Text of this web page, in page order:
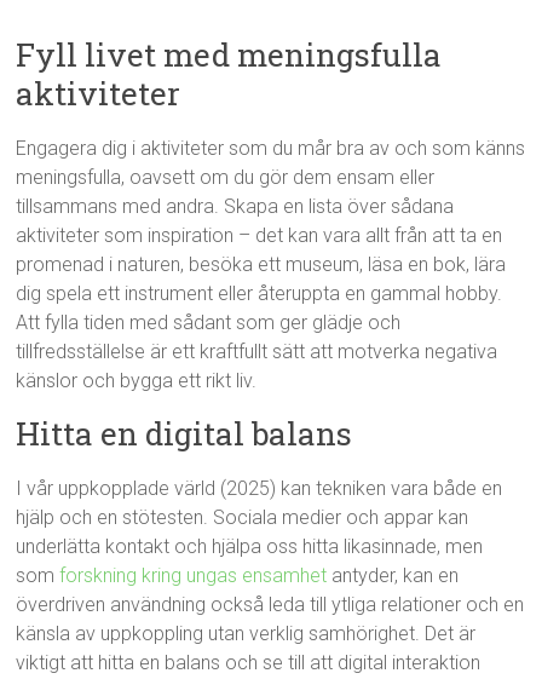
Fyll livet med meningsfulla
aktiviteter
Engagera dig i aktiviteter som du mår bra av och som känns
meningsfulla, oavsett om du gör dem ensam eller
tillsammans med andra. Skapa en lista över sådana
aktiviteter som inspiration – det kan vara allt från att ta en
promenad i naturen, besöka ett museum, läsa en bok, lära
dig spela ett instrument eller återuppta en gammal hobby.
Att fylla tiden med sådant som ger glädje och
tillfredsställelse är ett kraftfullt sätt att motverka negativa
känslor och bygga ett rikt liv.
Hitta en digital balans
I vår uppkopplade värld (2025) kan tekniken vara både en
hjälp och en stötesten. Sociala medier och appar kan
underlätta kontakt och hjälpa oss hitta likasinnade, men
somforskning kring ungas ensamhet antyder, kan en
överdriven användning också leda till ytliga relationer och en
känsla av uppkoppling utan verklig samhörighet. Det är
viktigt att hitta en balans och se till att digital interaktion